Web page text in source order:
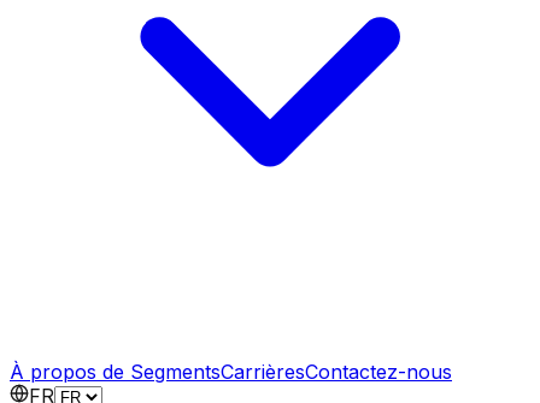
À propos de SegmentsCarrièresContactez-nous
FR